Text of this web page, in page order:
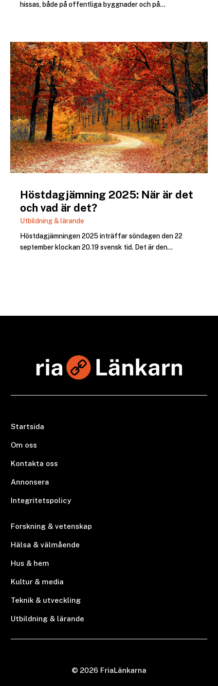
hissas, både på offentliga byggnader och på...
Höstdagjämning 2025: När är det
och vad är det?
Utbildning & lärande
Höstdagjämningen 2025 inträffar söndagen den 22
september klockan 20.19 svensk tid. Det är den...
Startsida
Om oss
Kontakta oss
Annonsera
Integritetspolicy
Forskning & vetenskap
Hälsa & välmående
Hus & hem
Kultur & media
Teknik & utveckling
Utbildning & lärande
© 2026 FriaLänkarna